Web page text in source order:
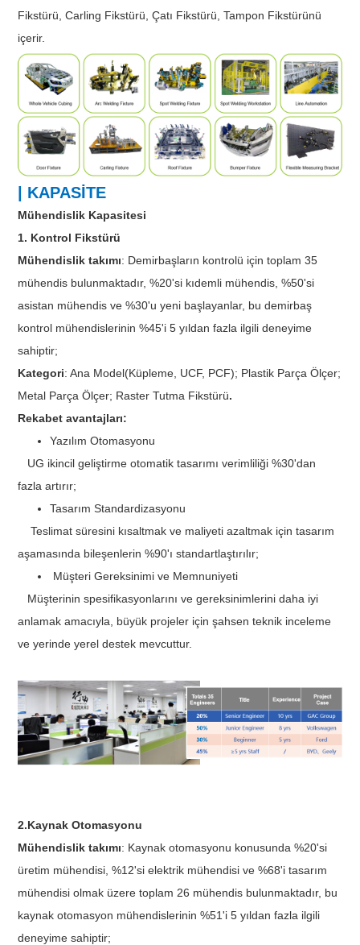
Fikstürü, Carling Fikstürü, Çatı Fikstürü, Tampon Fikstürünü
içerir.
| KAPASİTE
Mühendislik Kapasitesi
1. Kontrol Fikstürü
Mühendislik takımı: Demirbaşların kontrolü için toplam 35
mühendis bulunmaktadır, %20'si kıdemli mühendis, %50'si
asistan mühendis ve %30'u yeni başlayanlar, bu demirbaş
kontrol mühendislerinin %45'i 5 yıldan fazla ilgili deneyime
sahiptir;
Kategori: Ana Model(Küpleme, UCF, PCF); Plastik Parça Ölçer;
Metal Parça Ölçer; Raster Tutma Fikstürü.
Rekabet avantajları:
Yazılım Otomasyonu
UG ikincil geliştirme otomatik tasarımı verimliliği %30'dan
fazla artırır;
Tasarım Standardizasyonu
Teslimat süresini kısaltmak ve maliyeti azaltmak için tasarım
aşamasında bileşenlerin %90'ı standartlaştırılır;
Müşteri Gereksinimi ve Memnuniyeti
Müşterinin spesifikasyonlarını ve gereksinimlerini daha iyi
anlamak amacıyla, büyük projeler için şahsen teknik inceleme
ve yerinde yerel destek mevcuttur.
2.Kaynak Otomasyonu
Mühendislik takımı: Kaynak otomasyonu konusunda %20'si
üretim mühendisi, %12'si elektrik mühendisi ve %68'i tasarım
mühendisi olmak üzere toplam 26 mühendis bulunmaktadır, bu
kaynak otomasyon mühendislerinin %51'i 5 yıldan fazla ilgili
deneyime sahiptir;